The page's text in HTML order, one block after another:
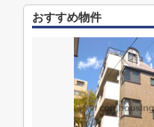
おすすめ物件